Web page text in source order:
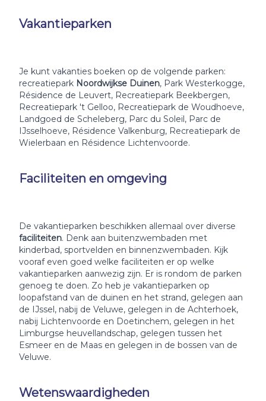
Vakantieparken
Je kunt vakanties boeken op de volgende parken:
recreatiepark Noordwijkse Duinen, Park Westerkogge,
Résidence de Leuvert, Recreatiepark Beekbergen,
Recreatiepark 't Gelloo, Recreatiepark de Woudhoeve,
Landgoed de Scheleberg, Parc du Soleil, Parc de
IJsselhoeve, Résidence Valkenburg, Recreatiepark de
Wielerbaan en Résidence Lichtenvoorde.
Faciliteiten en omgeving
De vakantieparken beschikken allemaal over diverse
faciliteiten. Denk aan buitenzwembaden met
kinderbad, sportvelden en binnenzwembaden. Kijk
vooraf even goed welke faciliteiten er op welke
vakantieparken aanwezig zijn. Er is rondom de parken
genoeg te doen. Zo heb je vakantieparken op
loopafstand van de duinen en het strand, gelegen aan
de IJssel, nabij de Veluwe, gelegen in de Achterhoek,
nabij Lichtenvoorde en Doetinchem, gelegen in het
Limburgse heuvellandschap, gelegen tussen het
Esmeer en de Maas en gelegen in de bossen van de
Veluwe.
Wetenswaardigheden